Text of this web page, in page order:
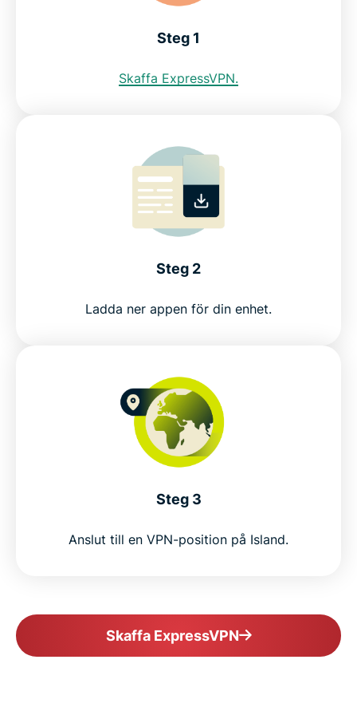
ExpressVPN för alla länder
Se varför ExpressVPN är ett VPN som islänningar
Steg 1
Skaffa ExpressVPN.
Steg 2
Ladda ner appen för din enhet.
Steg 3
Anslut till en VPN-position på Island.
Skaffa ExpressVPN